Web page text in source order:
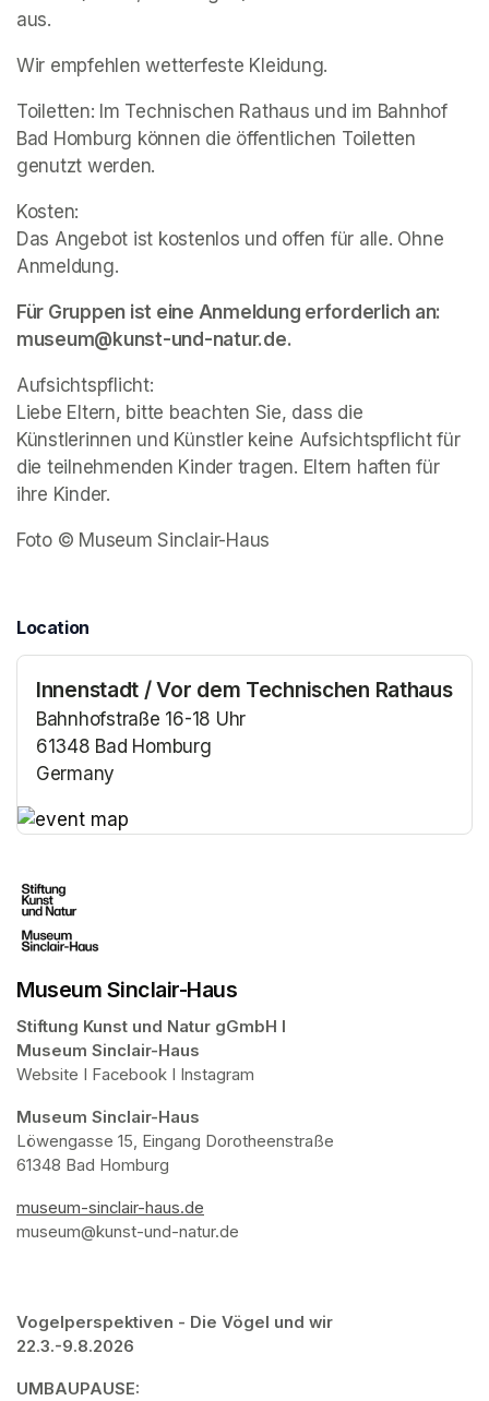
aus.
Wir empfehlen wetterfeste Kleidung.
Toiletten: Im Technischen Rathaus und im Bahnhof
Bad Homburg können die öffentlichen Toiletten
genutzt werden.
Kosten:
Das Angebot ist kostenlos und offen für alle. Ohne
Anmeldung.
Für Gruppen ist eine Anmeldung erforderlich an:
museum@kunst-und-natur.de.
Aufsichtspflicht:
Liebe Eltern, bitte beachten Sie, dass die
Künstlerinnen und Künstler keine Aufsichtspflicht für
die teilnehmenden Kinder tragen. Eltern haften für
ihre Kinder.
Foto © Museum Sinclair-Haus
Location
Innenstadt / Vor dem Technischen Rathaus
Bahnhofstraße 16-18 Uhr
61348 Bad Homburg
Germany
Museum Sinclair-Haus
Stiftung Kunst und Natur gGmbH I
Museum Sinclair-Haus
Website I Facebook I Instagram
Museum Sinclair-Haus
Löwengasse 15, Eingang Dorotheenstraße
61348 Bad Homburg
museum-sinclair-haus.de
museum@kunst-und-natur.de
Vogelperspektiven - Die Vögel und wir
22.3.-9.8.2026
UMBAUPAUSE: